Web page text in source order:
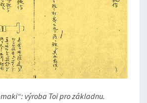
výroba Toi pro základnu.